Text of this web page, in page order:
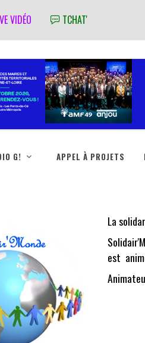
VIDÉO TCHAT'
G! APPEL À PROJETS
La
est